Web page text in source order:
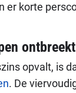
er korte
opvalt, is
. De